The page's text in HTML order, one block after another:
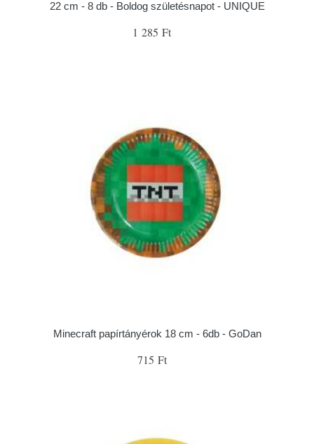
22 cm - 8 db - Boldog születésnapot - UNIQUE
1 285 Ft
Minecraft papírtányérok 18 cm - 6db - GoDan
715 Ft